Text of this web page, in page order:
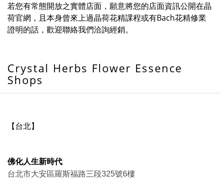
若您有常態開放之實體店面，願意將您的店面資訊公開在晶
荷官網，且本身曾來上過晶荷花精課程或有Bach花精修業
證明的話，歡迎聯絡我們洽詢經銷。
Crystal Herbs Flower Essence
Shops
【台北】
佛化人生新時代
台北市大安區羅斯福路三段325號6樓